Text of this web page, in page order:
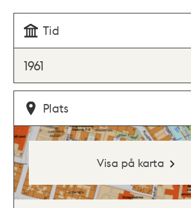
Tid
1961
Plats
Visa på karta